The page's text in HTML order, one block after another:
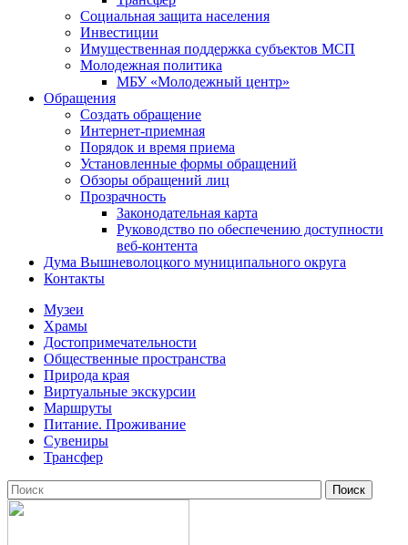
Социальная защита населения
Инвестиции
Имущественная поддержка субъектов МСП
Молодежная политика
МБУ «Молодежный центр»
Обращения
Создать обращение
Интернет-приемная
Порядок и время приема
Установленные формы обращений
Обзоры обращений лиц
Прозрачность
Законодательная карта
Руководство по обеспечению доступности
веб-контента
Дума Вышневолоцкого муниципального округа
Контакты
Музеи
Храмы
Достопримечательности
Общественные пространства
Природа края
Виртуальные экскурсии
Маршруты
Питание. Проживание
Сувениры
Трансфер